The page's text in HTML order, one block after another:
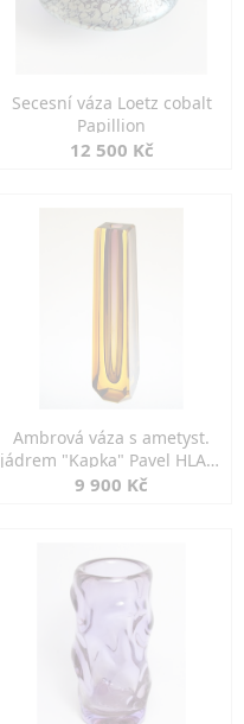
Secesní váza Loetz cobalt
Papillion
12 500 Kč
Ambrová váza s ametyst.
jádrem "Kapka" Pavel HLAVA
Exbor
9 900 Kč